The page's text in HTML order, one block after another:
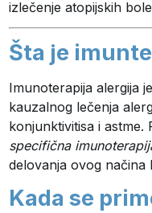
izlečenje atopijskih
Šta je
Imunoterapija alergija
kauzalnog lečenja
konjunktivitisa i astme.
specifična
delovanja ovog načina
Kada se